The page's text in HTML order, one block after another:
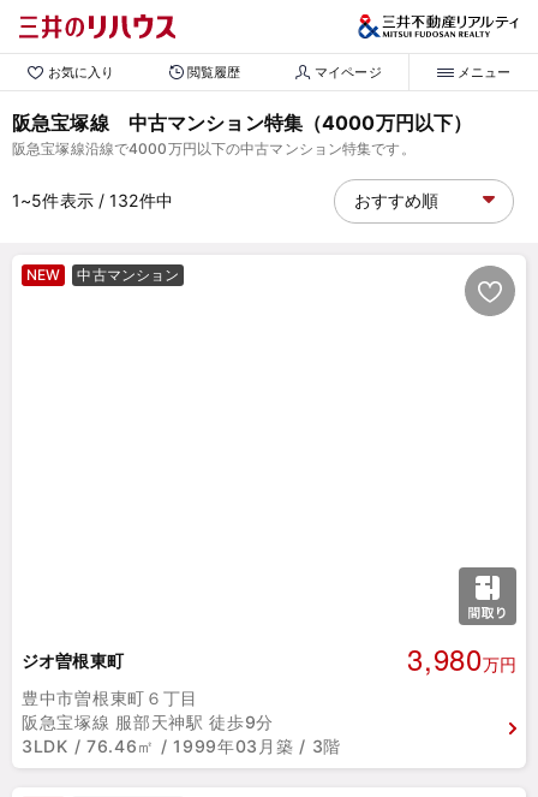
お気に入り 閲覧履歴 マイページ メニュー
阪急宝塚線 中古マンション特集（4000万円以下）
阪急宝塚線沿線で4000万円以下の中古マンション特集です。
1~5件表示/ 132件中
NEW 中古マンション
ジオ曽根東町 3,980万円
豊中市曽根東町６丁目
阪急宝塚線 服部天神駅 徒歩9分
3LDK / 76.46㎡ / 1999年03月築 / 3階